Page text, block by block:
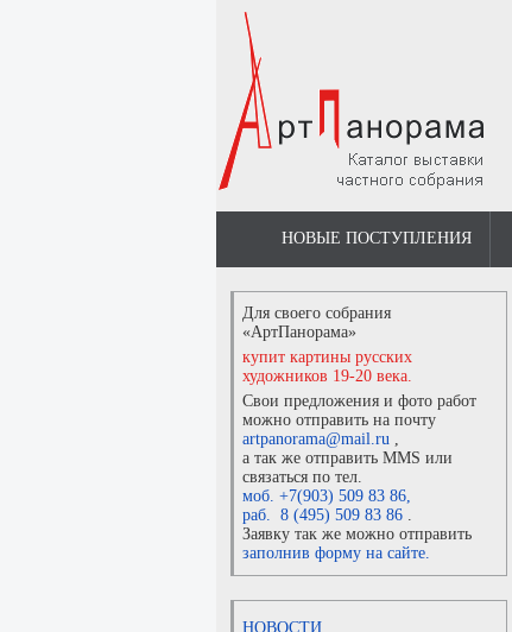
НОВЫЕ ПОСТУПЛЕНИЯ
Для своего собрания
«АртПанорама»
купит картины русских
художников 19-20 века.
Свои предложения и фото работ
можно отправить на почту
artpanorama@mail.ru ,
а так же отправить MMS или
связаться по тел.
моб. +7(903) 509 83 86,
раб. 8 (495) 509 83 86 .
Заявку так же можно отправить
заполнив форму на сайте.
НОВОСТИ